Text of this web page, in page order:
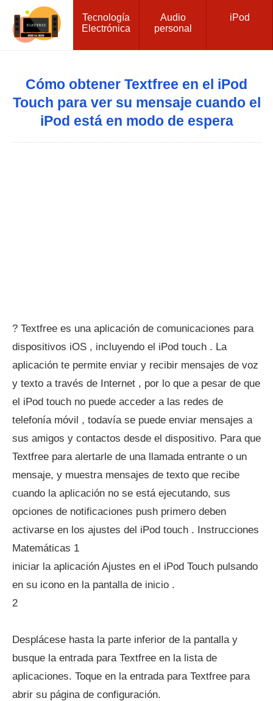
Tecnología
Electrónica
Audio
personal
iPod
Cómo obtener Textfree en el iPod
Touch para ver su mensaje cuando el
iPod está en modo de espera
? Textfree es una aplicación de comunicaciones para
dispositivos iOS , incluyendo el iPod touch . La
aplicación te permite enviar y recibir mensajes de voz
y texto a través de Internet , por lo que a pesar de que
el iPod touch no puede acceder a las redes de
telefonía móvil , todavía se puede enviar mensajes a
sus amigos y contactos desde el dispositivo. Para que
Textfree para alertarle de una llamada entrante o un
mensaje, y muestra mensajes de texto que recibe
cuando la aplicación no se está ejecutando, sus
opciones de notificaciones push primero deben
activarse en los ajustes del iPod touch . Instrucciones
Matemáticas 1
iniciar la aplicación Ajustes en el iPod Touch pulsando
en su icono en la pantalla de inicio .
2
Desplácese hasta la parte inferior de la pantalla y
busque la entrada para Textfree en la lista de
aplicaciones. Toque en la entrada para Textfree para
abrir su página de configuración.